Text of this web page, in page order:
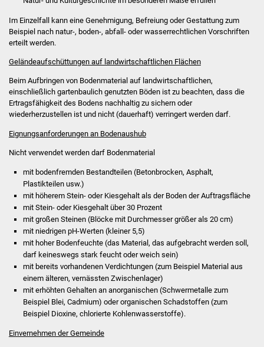
Veranstaltungen
Stadtfest
Ostermarkt
Einrichtungen
Hallenbad
Stadtarchiv
Zehntscheuer
Bürgerhaus
Kulturhalle
Vereine und Parteien
Selbsteintrag Vereine
Im Einzelfall kann eine Genehmigung, Befreiung oder Gestattung zum
Beispiel nach natur-, boden-, abfall- oder wasserrechtlichen Vorschriften
erteilt werden.
Geländeaufschüttungen auf landwirtschaftlichen Flächen
Beim Aufbringen von Bodenmaterial auf landwirtschaftlichen,
einschließlich gartenbaulich genutzten Böden ist zu beachten, dass die
Ertragsfähigkeit des Bodens nachhaltig zu sichern oder
wiederherzustellen ist und nicht (dauerhaft) verringert werden darf.
Eignungsanforderungen an Bodenaushub
Nicht verwendet werden darf Bodenmaterial
mit bodenfremden Bestandteilen (Betonbrocken, Asphalt,
Plastikteilen usw.)
mit höherem Stein- oder Kiesgehalt als der Boden der Auftragsfläche
mit Stein- oder Kiesgehalt über 30 Prozent
mit großen Steinen (Blöcke mit Durchmesser größer als 20 cm)
mit niedrigen pH-Werten (kleiner 5,5)
mit hoher Bodenfeuchte (das Material, das aufgebracht werden soll,
darf keineswegs stark feucht oder weich sein)
mit bereits vorhandenen Verdichtungen (zum Beispiel Material aus
einem älteren, vernässten Zwischenlager)
mit erhöhten Gehalten an anorganischen (Schwermetalle zum
Beispiel Blei, Cadmium) oder organischen Schadstoffen (zum
Beispiel Dioxine, chlorierte Kohlenwasserstoffe).
Einvernehmen der Gemeinde